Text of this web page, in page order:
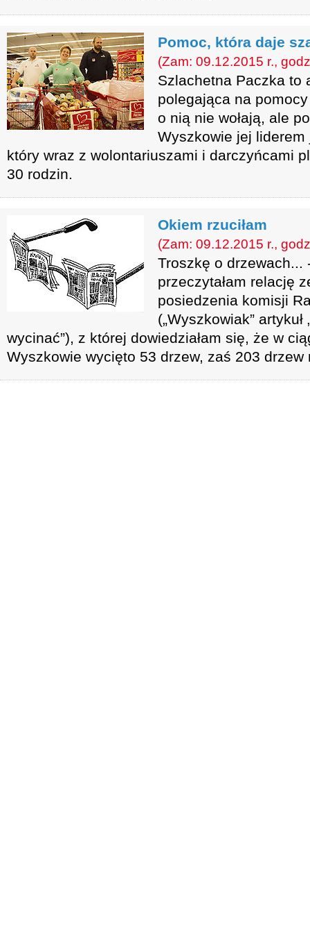
Pomoc, która daje
(Zam: 09.12.2015 r.,
Szlachetna Paczka to
polegająca na
o nią nie wołają, ale
Wyszkowie jej liderem
który wraz z wolontariuszami i darczyńcami
30 rodzin.
Okiem rzuciłam
(Zam: 09.12.2015 r.,
Troszkę o drzewach...
przeczytałam relację
posiedzenia komisji
(„Wyszkowiak”
wycinać”), z której dowiedziałam się, że w
Wyszkowie wycięto 53 drzew, zaś 203 drzew